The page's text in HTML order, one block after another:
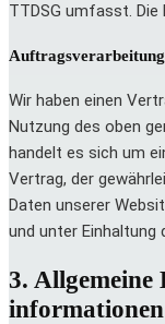
TTDSG umfasst. Die
Auftragsverarbeitung
Wir haben einen
Nutzung des oben
handelt es sich um
Vertrag, der
Daten unserer
und unter Einhaltung
3.
informationen